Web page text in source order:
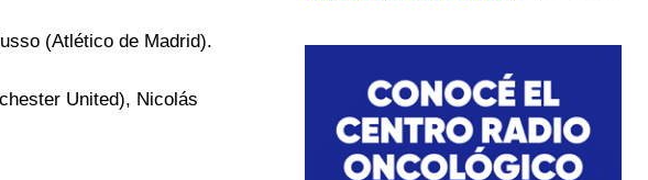
(Atlético de Madrid).
United), Nicolás